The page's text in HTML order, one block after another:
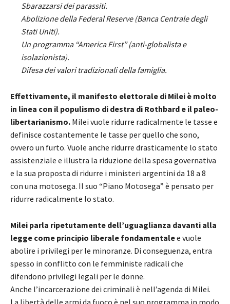
Sbarazzarsi dei parassiti.
Abolizione della Federal Reserve (Banca Centrale degli
Stati Uniti).
Un programma “America First” (anti-globalista e
isolazionista).
Difesa dei valori tradizionali della famiglia.
Effettivamente, il manifesto elettorale di Milei è molto
in linea con il populismo di destra di Rothbard e il paleo-
libertarianismo. Milei vuole ridurre radicalmente le tasse e
definisce costantemente le tasse per quello che sono,
ovvero un furto. Vuole anche ridurre drasticamente lo stato
assistenziale e illustra la riduzione della spesa governativa
e la sua proposta di ridurre i ministeri argentini da 18 a 8
con una motosega. Il suo “Piano Motosega” è pensato per
ridurre radicalmente lo stato.
Milei parla ripetutamente dell’uguaglianza davanti alla
legge come principio liberale fondamentalee vuole
abolire i privilegi per le minoranze. Di conseguenza, entra
spesso in conflitto con le femministe radicali che
difendono privilegi legali per le donne.
Anche l’incarcerazione dei criminali è nell’agenda di Milei.